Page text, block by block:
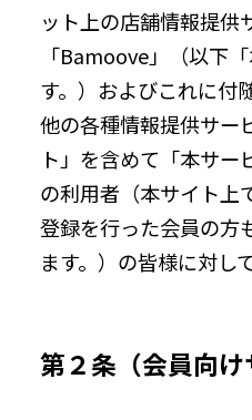
ット上の店舗情報提供
「Bamoove」（以下
す。）およびこれに付
他の各種情報提供サー
ト」を含めて「本サー
の利用者（本サイト上
登録を行った会員の方
ます。）の皆様に対し
第２条（会員向け